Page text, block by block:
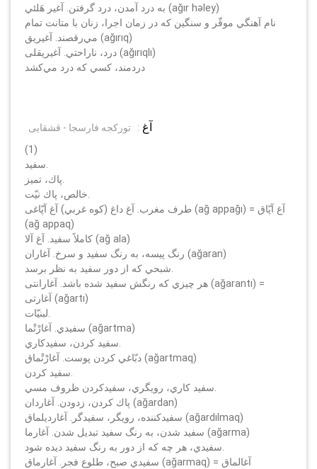
به درد آمدن، درد گرفتن. آغير هَلئي (ağır hәley)
نام آهنگي موقّر و سنگين كه در زمان اجرا، زنان با متانت تمام
مي‌رقصند. آغيريق (ağırıq)
درد، ناراحتي. آغيريقلى (ağırıqlı)
دردمند، كسي كه درد مي‌كشد
آغ : تورکجه فارسجا - قشقایی
(1)
طرف مغرب. آغ داغ (كوه غربي) آغ آپّاغى (ağ appağı) = آغ آپّاق
(ağ appaq)
كاملاً سفيد. آغ آلا (ağ ala)
رنگ پيسه، به رنگ سفيد و سرخ. آغاران (ağaran)
هر چيزي كه رنگش سفيد شده باشد. آغارانتى (ağarantı) =
آغارتى (ağartı)
سفيدي. آغارْتْما (ağartma)
دبّاغي كردن پوست. آغارْتْماق (ağartmaq)
پاك كردن، زدودن. آغاردان (ağardan)
سفيدكننده، رويگر، سفيدگر. آغارديلماق (ağardılmaq)
سفيد شدن، به رنگ سفيد تبديل شدن. آغارما (ağarma)
سفيدي صبح، طلوع فجر. آغارماق (ağarmaq) = آغالماق